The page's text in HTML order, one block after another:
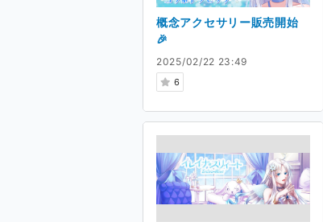
2025/02/22 23:49
6
概念アクセサリー販売開始
🎉